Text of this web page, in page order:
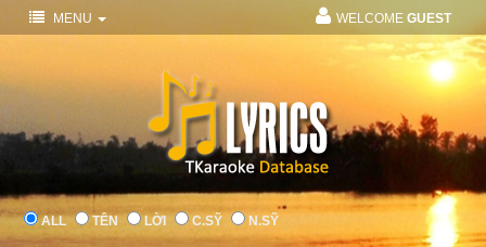
MENU WELCOME GUEST
ALL TÊN LỜI C.SỸ N.SỸ